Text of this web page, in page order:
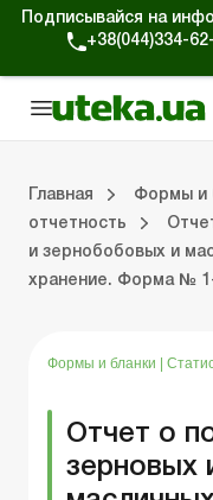
Подписывайся на
+38(044)334-
Главная Формы и
отчетность
и зернобобовых и
хранение. Форма №
Формы и бланки
Отчет о
зерновых